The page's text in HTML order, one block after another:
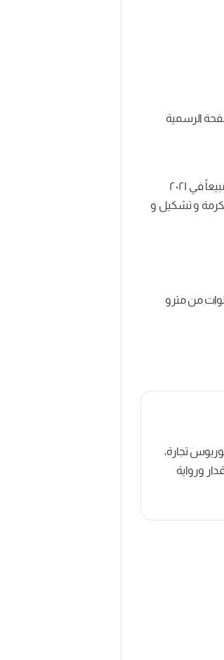
الرسمية
في ٢٠٢١
و تشكيل و
من مترو
حاصلة على بكالوريوس تجارة،
ورواية